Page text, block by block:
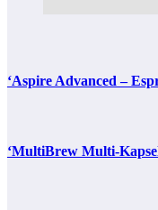
‘Aspire Advanced –
‘MultiBrew Multi-